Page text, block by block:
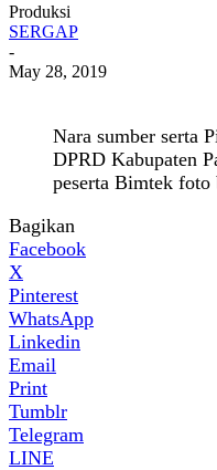
Produksi
SERGAP
-
May 28, 2019
Nara sumber serta
DPRD Kabupaten
peserta Bimtek foto
Bagikan
Facebook
X
Pinterest
WhatsApp
Linkedin
Email
Print
Tumblr
Telegram
LINE